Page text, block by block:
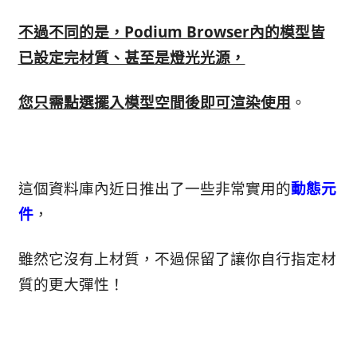
不過不同的是，Podium Browser內的模型皆
已設定完材質、甚至是燈光光源，
您只需點選擺入模型空間後即可渲染使用 。
這個資料庫內近日推出了一些非常實用的動態元
件，
雖然它沒有上材質，不過保留了讓你自行指定材
質的更大彈性！